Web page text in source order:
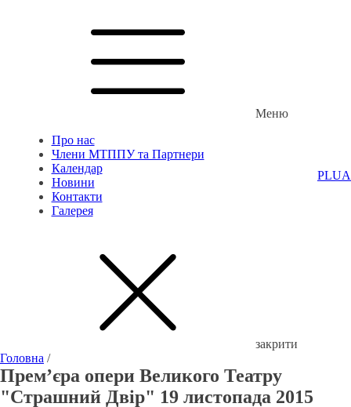
Меню
Про нас
Члени МТППУ та Партнери
Календар
Новини
Контакти
Галерея
закрити
PLUA
Головна /
Прем’єра опери Великого Театру
"Страшний Двір" 19 листопада 2015